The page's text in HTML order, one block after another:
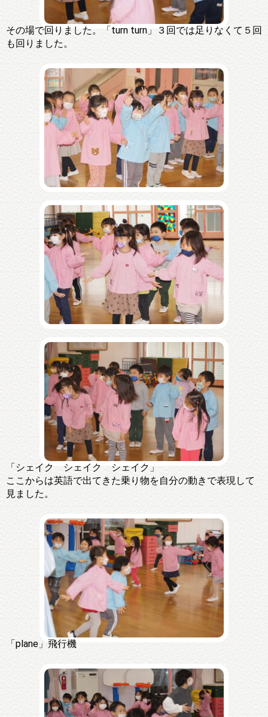
その場で回りました。「turn turn」３回では足りなくて５回
も回りました。
「シェイク シェイク シェイク」
ここからは英語で出てきた乗り物を自分の動きで表現して
見ました。
「plane」飛行機